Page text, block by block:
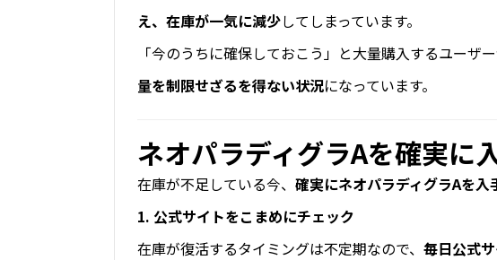
え、在庫が一気に減少してしまっています。
「今のうちに確保しておこう」と大量購入するユーザー
量を制限せざるを得ない状況になっています。
ネオパラディグラAを確実に
在庫が不足している今、 確実にネオパラディグラAを入
1. 公式サイトをこまめにチェック
在庫が復活するタイミングは不定期なので、 毎日公式